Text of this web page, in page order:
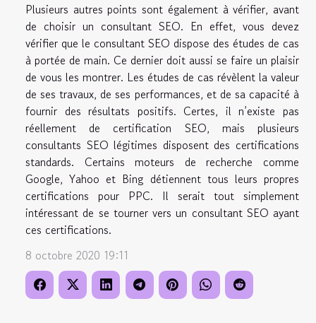
Plusieurs autres points sont également à vérifier, avant
de choisir un consultant SEO. En effet, vous devez
vérifier que le consultant SEO dispose des études de cas
à portée de main. Ce dernier doit aussi se faire un plaisir
de vous les montrer. Les études de cas révèlent la valeur
de ses travaux, de ses performances, et de sa capacité à
fournir des résultats positifs. Certes, il n’existe pas
réellement de certification SEO, mais plusieurs
consultants SEO légitimes disposent des certifications
standards. Certains moteurs de recherche comme
Google, Yahoo et Bing détiennent tous leurs propres
certifications pour PPC. Il serait tout simplement
intéressant de se tourner vers un consultant SEO ayant
ces certifications.
8 octobre 2020 19:11